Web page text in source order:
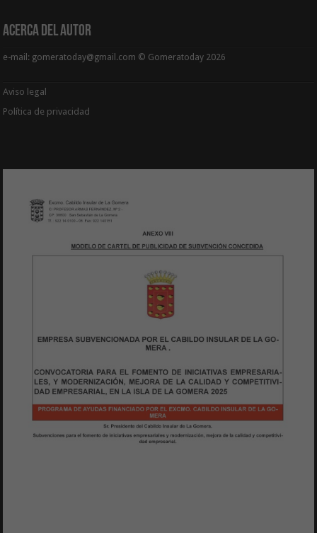
Acerca del Autor
e-mail: gomeratoday@gmail.com © Gomeratoday 2026
Aviso legal
Política de privacidad